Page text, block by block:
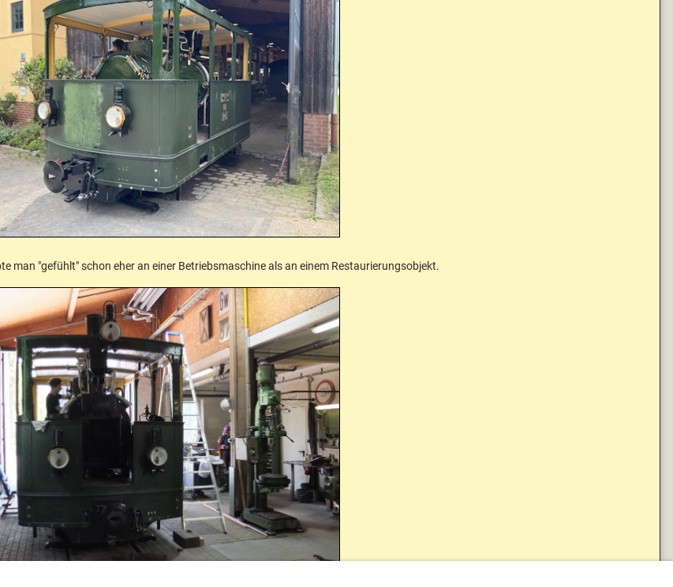
man "gefühlt" schon eher an einer Betriebsmaschine als an einem Restaurierungsobjekt.